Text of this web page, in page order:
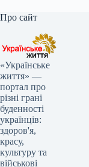
Про сайт
«Українське
життя» —
портал про
різні грані
буденності
українців:
здоров'я,
красу,
культуру та
військові